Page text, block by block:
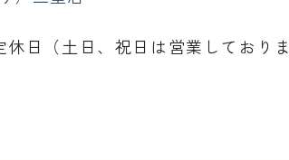
日（土日、祝日は営業しておりま